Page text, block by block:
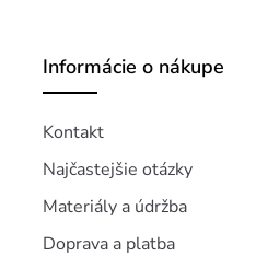
Informácie o nákupe
Kontakt
Najčastejšie otázky
Materiály a údržba
Doprava a platba